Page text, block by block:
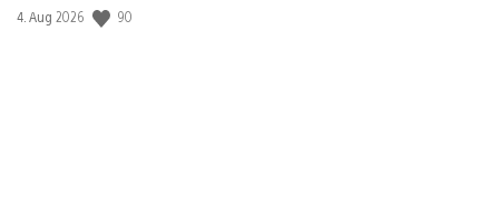
Veröffentlichungsdatum:
4. Aug 2026 90